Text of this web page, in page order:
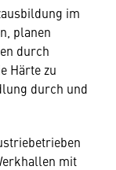
im
planen
durch
Härte zu
durch und
mit